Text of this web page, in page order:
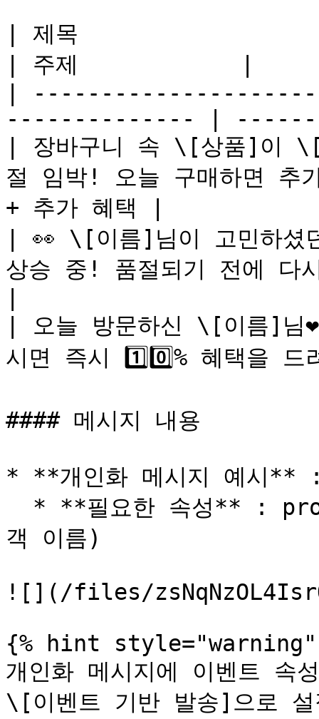
| 제목
| 주제            |
|
-------------- |
| 장바구니 속 \[상품]이
절 임박! 오늘 구매하면 추
+ 추가 혜택 |
| 👀 \[이름]님이 고민
상승 중! 품절되기 전에
| 오늘 방문하신 \[이
시면 즉시 1️⃣0️⃣% 혜택
#### 메시지 내용
* **개인화 메시지 예시**
객 이름)
![](/files/
{% hint style="warning"
개인화 메시지에 이벤트 속
\[이벤트 기반 발송]으로